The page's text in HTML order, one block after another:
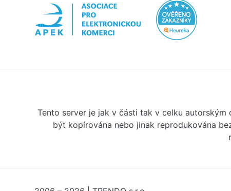
Tento server je jak v části tak v celku
být kopírována nebo jinak reprodukována